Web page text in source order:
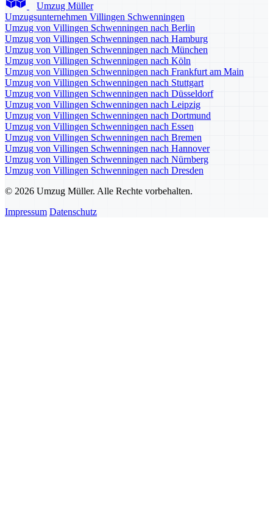
Umzug Müller
Umzugsunternehmen Villingen Schwenningen
Umzug von Villingen Schwenningen nach Berlin
Umzug von Villingen Schwenningen nach Hamburg
Umzug von Villingen Schwenningen nach München
Umzug von Villingen Schwenningen nach Köln
Umzug von Villingen Schwenningen nach Frankfurt am Main
Umzug von Villingen Schwenningen nach Stuttgart
Umzug von Villingen Schwenningen nach Düsseldorf
Umzug von Villingen Schwenningen nach Leipzig
Umzug von Villingen Schwenningen nach Dortmund
Umzug von Villingen Schwenningen nach Essen
Umzug von Villingen Schwenningen nach Bremen
Umzug von Villingen Schwenningen nach Hannover
Umzug von Villingen Schwenningen nach Nürnberg
Umzug von Villingen Schwenningen nach Dresden
© 2026 Umzug Müller. Alle Rechte vorbehalten.
Impressum Datenschutz